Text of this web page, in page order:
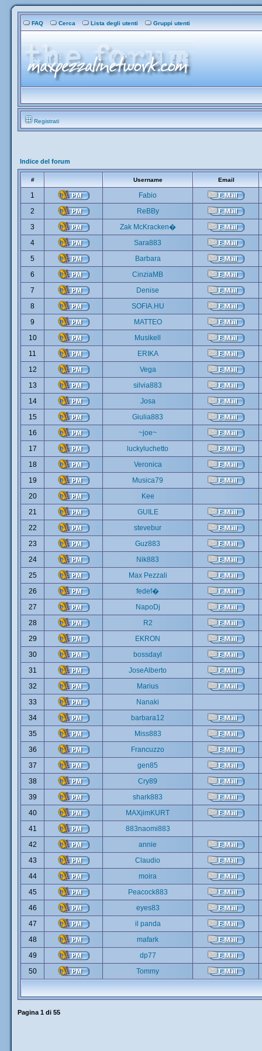
FAQ Cerca Lista degli utenti Gruppi utenti
Registrati
Indice del forum
# Username Email
1
Fabio
2
ReBBy
3
Zak McKracken�
4
Sara883
5
Barbara
6
CinziaMB
7
Denise
8
SOFIA.HU
9
MATTEO
10
Musikell
11
ERIKA
12
Vega
13
silvia883
14
Josa
15
Giulia883
16
~joe~
17
luckyluchetto
18
Veronica
19
Musica79
20
Kee
21
GUILE
22
stevebur
23
Guz883
24
Nik883
25
Max Pezzali
26
fedef�
27
NapoDj
28
R2
29
EKRON
30
bossdayl
31
JoseAlberto
32
Marius
33
Nanaki
34
barbara12
35
Miss883
36
Francuzzo
37
gen85
38
Cry89
39
shark883
40
MAXjimKURT
41
883naomi883
42
annie
43
Claudio
44
moira
45
Peacock883
46
eyes83
47
il panda
48
mafark
49
dp77
50
Tommy
Pagina 1 di 55